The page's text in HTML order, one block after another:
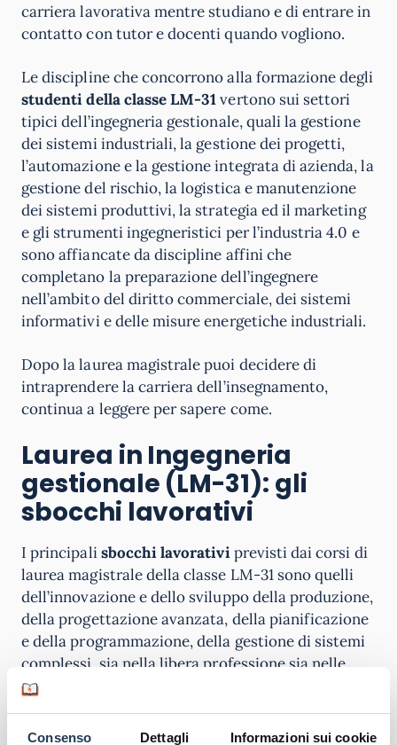
Consenso Dettagli Informazioni sui cookie
carriera lavorativa mentre studiano e di entrare in
contatto con tutor e docenti quando vogliono.
Le discipline che concorrono alla formazione degli
studenti della classe LM-31vertono sui settori
tipici dell’ingegneria gestionale, quali la gestione
dei sistemi industriali, la gestione dei progetti,
l’automazione e la gestione integrata di azienda, la
gestione del rischio, la logistica e manutenzione
dei sistemi produttivi, la strategia ed il marketing
e gli strumenti ingegneristici per l’industria 4.0 e
sono affiancate da discipline affini che
completano la preparazione dell’ingegnere
nell’ambito del diritto commerciale, dei sistemi
informativi e delle misure energetiche industriali.
Dopo la laurea magistrale puoi decidere di
intraprendere la carriera dell’insegnamento,
continua a leggere per sapere come.
Laurea in Ingegneria
gestionale (LM-31): gli
sbocchi lavorativi
I principalisbocchi lavorativiprevisti dai corsi di
laurea magistrale della classe LM-31 sono quelli
dell’innovazione e dello sviluppo della produzione,
della progettazione avanzata, della pianificazione
e della programmazione, della gestione di sistemi
complessi, sia nella libera professione sia nelle
imprese manifatturiere o di servizi che nelle